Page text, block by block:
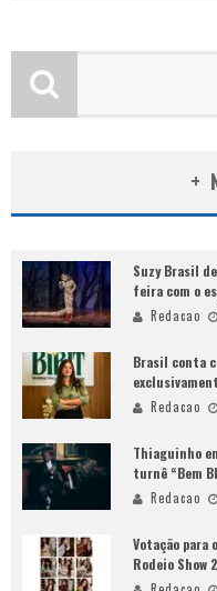
+
Suzy Brasil
feira com o
Redacao
Brasil conta
Redacao
Thiaguinho
turnê “Bem
Redacao
Votação para
Rodeio Show